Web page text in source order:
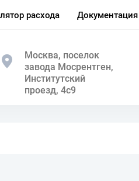
расхода Документация
Москва, поселок
завода Мосрентген,
Институтский
проезд, 4с9